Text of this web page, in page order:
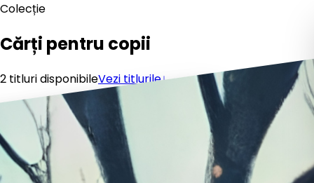
Colecție
Cărți pentru copii
2 titluridisponibileVezi titlurile↓